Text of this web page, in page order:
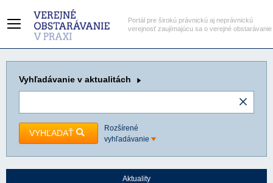
Portál pre širokú právnickú aj neprávnickú
verejnosť zaujímajúcu sa o verejné obstarávanie
Vyhľadávanie v aktualitách
VYHĽADAŤ
Rozšírené
vyhľadávanie
Aktuality